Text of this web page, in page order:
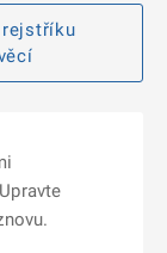
rejstříku